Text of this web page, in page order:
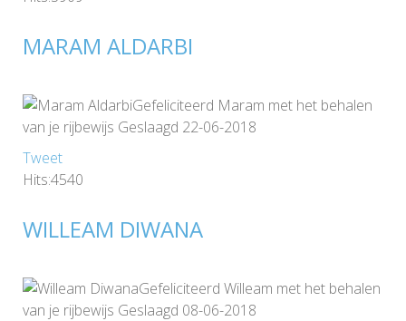
MARAM ALDARBI
Gefeliciteerd Maram met het behalen
van je rijbewijs Geslaagd 22-06-2018
Tweet
Hits:4540
WILLEAM DIWANA
Gefeliciteerd Willeam met het behalen
van je rijbewijs Geslaagd 08-06-2018